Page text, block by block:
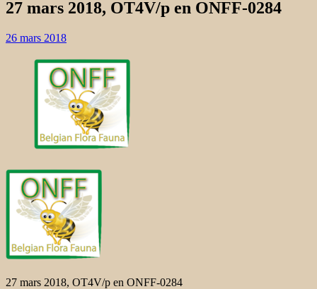
27 mars 2018, OT4V/p en ONFF-0284
26 mars 2018
27 mars 2018, OT4V/p en ONFF-0284